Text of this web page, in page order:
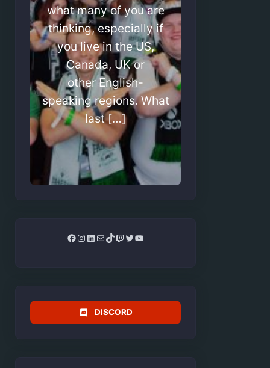
what many of you are
thinking, especially if
you live in the US,
Canada, UK or
other English-
speaking regions. What
last […]
Facebook
Instagram
LinkedIn
MailTikTok
Twitch
Twitter
YouTube
DISCORD